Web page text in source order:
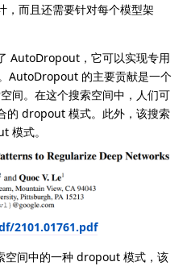
，而且还需要针对每个模型架
AutoDropout，它可以实现专用
AutoDropout 的主要贡献是一个
间。在这个搜索空间中，人们可
的 dropout 模式。此外，该搜索
模式。
2101.01761.pdf
间中的一种 dropout 模式，该